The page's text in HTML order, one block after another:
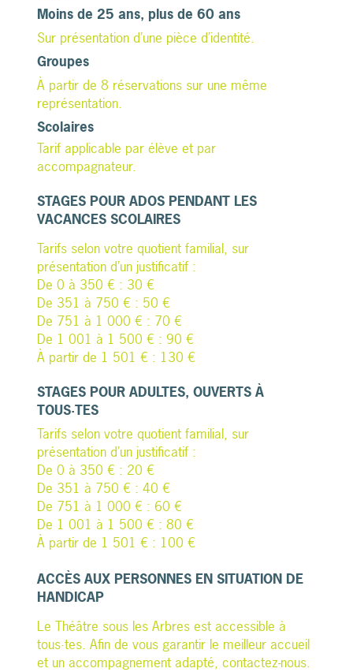
Moins de 25 ans, plus de 60 ans
Sur présentation d’une pièce d’identité.
Groupes
À partir de 8 réservations sur une même
représentation.
Scolaires
Tarif applicable par élève et par
accompagnateur.
STAGES POUR ADOS PENDANT LES
VACANCES SCOLAIRES
Tarifs selon votre quotient familial, sur
présentation d’un justificatif :
De 0 à 350 € : 30 €
De 351 à 750 € : 50 €
De 751 à 1 000 € : 70 €
De 1 001 à 1 500 € : 90 €
À partir de 1 501 € : 130 €
STAGES POUR ADULTES, OUVERTS À
TOUS·TES
Tarifs selon votre quotient familial, sur
présentation d’un justificatif :
De 0 à 350 € : 20 €
De 351 à 750 € : 40 €
De 751 à 1 000 € : 60 €
De 1 001 à 1 500 € : 80 €
À partir de 1 501 € : 100 €
ACCÈS AUX PERSONNES EN SITUATION DE
HANDICAP
Le Théâtre sous les Arbres est accessible à
tous·tes. Afin de vous garantir le meilleur accueil
et un accompagnement adapté, contactez-nous.